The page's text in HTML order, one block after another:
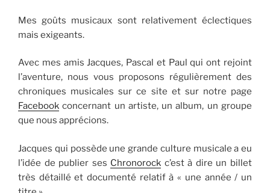
Mes goûts musicaux sont relativement éclectiques
mais exigeants.
Avec mes amis Jacques, Pascal et Paul qui ont rejoint
l’aventure, nous vous proposons régulièrement des
chroniques musicales sur ce site et sur notre page
Facebook concernant un artiste, un album, un groupe
que nous apprécions.
Jacques qui possède une grande culture musicale a eu
l’idée de publier ses Chronorock c’est à dire un billet
très détaillé et documenté relatif à « une année / un